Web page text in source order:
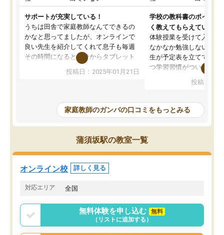
サポートが充実している！
うちは田舎で家庭教師なんてできるの
かなと思ってましたが、オンラインで
良い先生を紹介してくれて息子も毎週
その時間になると自分からタブレット
を開いてzoomを繋げるようになりまし
た！5科目なんでもOKなのもとても気
めて1年ほどだった今では平均点以上の
科目が増えてきました！あと1年受験ま
であるので無料の週末教室を使用しな
がら頑張って欲しいと思います！
投稿日：2025年01月21日
学校の教科書のポイント
く教えてもらえている
体験授業を受けて入塾し
なかなか勉強しない息子
生が予定表を立ててくれ
つ学習習慣がついてきま
指導が無い日も予定表
問できるのでとても助か
投稿日：
家庭教師のガンバの口コミをもっとみる
蒲須坂駅の教室一覧
オンライン校 詳しく見る
対応エリア 全国
無料体験を申し込む
無料
（リストに追加する）